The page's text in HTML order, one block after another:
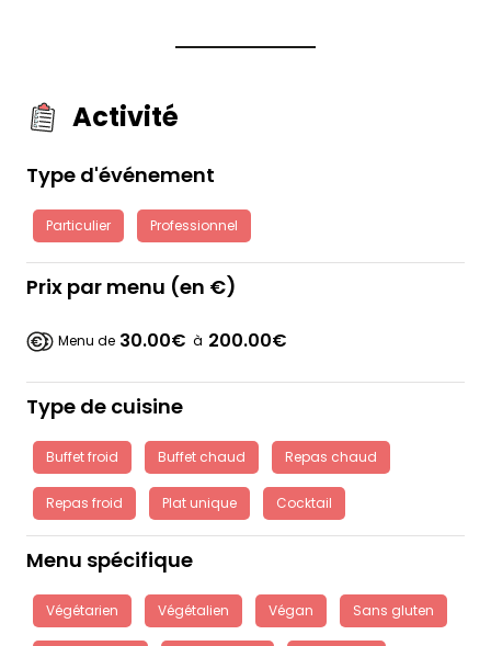
Activité
Type d'événement
Particulier Professionnel
Prix par menu (en €)
Menu de 30.00€ à 200.00€
Type de cuisine
Buffet froid Buffet chaud Repas chaud
Repas froid Plat unique Cocktail
Menu spécifique
Végétarien Végétalien Végan Sans gluten